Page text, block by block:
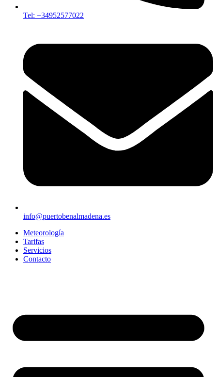
Tel: +34952577022
info@puertobenalmadena.es
Meteorología
Tarifas
Servicios
Contacto